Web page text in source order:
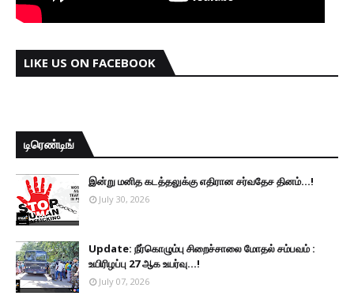
LIKE US ON FACEBOOK
டிரெண்டிங்
இன்று மனித கடத்தலுக்கு எதிரான சர்வதேச தினம்...!
July 30, 2026
Update: நீர்கொழும்பு சிறைச்சாலை மோதல் சம்பவம் :
உயிரிழப்பு 27 ஆக உயர்வு...!
July 07, 2026